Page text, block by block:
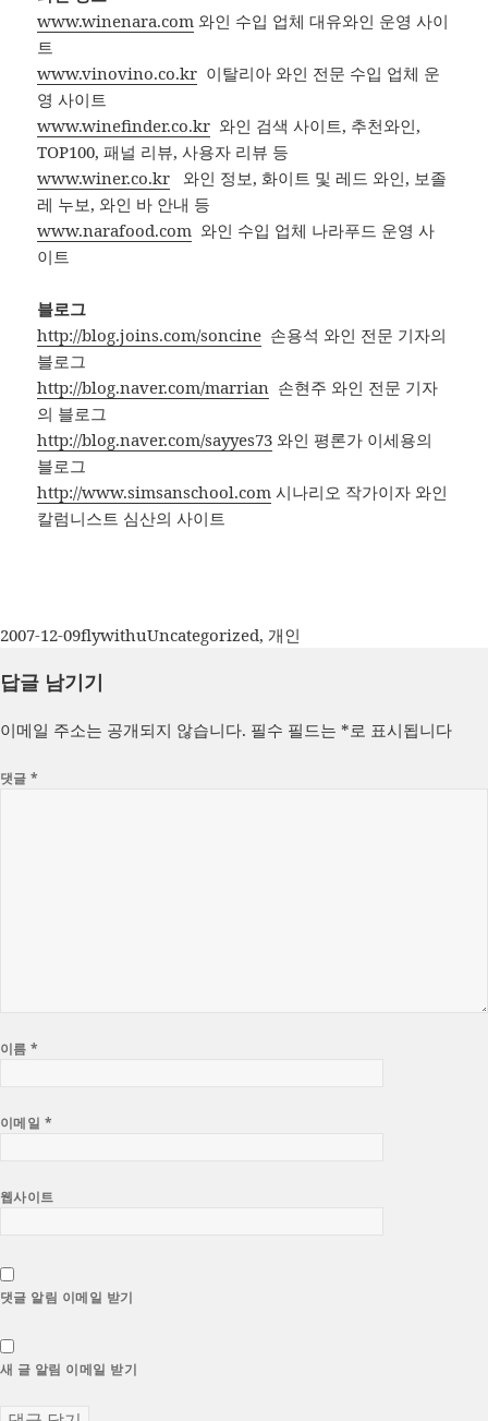
www.winenara.com 와인 수입 업체 대유와인 운영 사이
트
www.vinovino.co.kr 이탈리아 와인 전문 수입 업체 운
영 사이트
www.winefinder.co.kr 와인 검색 사이트, 추천와인,
TOP100, 패널 리뷰, 사용자 리뷰 등
www.winer.co.kr 와인 정보, 화이트 및 레드 와인, 보졸
레 누보, 와인 바 안내 등
www.narafood.com 와인 수입 업체 나라푸드 운영 사
이트
블로그
http://blog.joins.com/soncine 손용석 와인 전문 기자의
블로그
http://blog.naver.com/marrian 손현주 와인 전문 기자
의 블로그
http://blog.naver.com/sayyes73 와인 평론가 이세용의
블로그
http://www.simsanschool.com 시나리오 작가이자 와인
칼럼니스트 심산의 사이트
작
일
2007-12-09글
이
flywithu카
Uncategorized, 개인
답글 남기기
이메일 주소는 공개되지 않습니다. 필수 필드는 *로 표시됩니다
댓글*
이름*
이메일 *
웹사이트
댓글 알림 이메일 받기
새 글 알림 이메일 받기